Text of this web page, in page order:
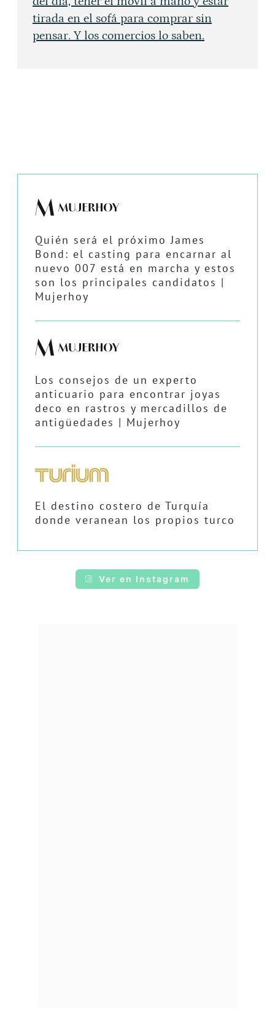
tirada en el sofá para comprar sin
pensar. Y los comercios lo saben.
Quién será el próximo James
Bond: el casting para encarnar al
nuevo 007 está en marcha y estos
son los principales candidatos |
Mujerhoy
Los consejos de un experto
anticuario para encontrar joyas
deco en rastros y mercadillos de
antigüedades | Mujerhoy
El destino costero de Turquía
donde veranean los propios turco
Ver en Instagram